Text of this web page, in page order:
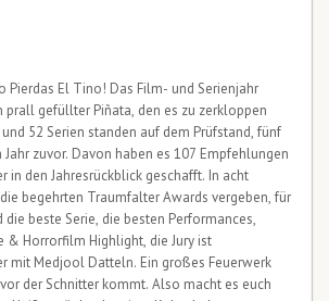
Pierdas El Tino! Das Film- und Serienjahr
prall gefüllter Piñata, den es zu zerkloppen
52 Serien standen auf dem Prüfstand, fünf
zuvor. Davon haben es 107 Empfehlungen
in den Jahresrückblick geschafft. In acht
begehrten Traumfalter Awards vergeben, für
die beste Serie, die besten Performances,
& Horrorfilm Highlight, die Jury ist
mit Medjool Datteln. Ein großes Feuerwerk
der Schnitter kommt. Also macht es euch